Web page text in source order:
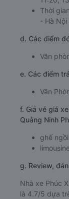
Thời
- Hà Nội
d. Các điểm
Văn
e. Các điểm
Văn
f. Giá vé giá
Quảng Ninh
ghế
g. Review,
Nhà xe Phúc
là 4.7/5 dựa